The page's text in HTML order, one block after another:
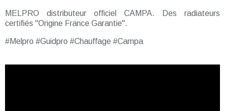
MELPRO distributeur officiel CAMPA. Des radiateurs
certifiés "Origine France Garantie".
#Melpro #Guidpro #Chauffage #Campa